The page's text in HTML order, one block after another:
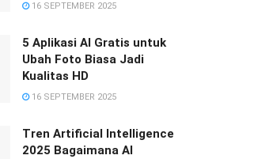
16 SEPTEMBER 2025
5 Aplikasi AI Gratis untuk
Ubah Foto Biasa Jadi
Kualitas HD
16 SEPTEMBER 2025
Tren Artificial Intelligence
2025 Bagaimana AI